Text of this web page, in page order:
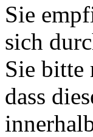
Sie
sich
Sie bitte
dass